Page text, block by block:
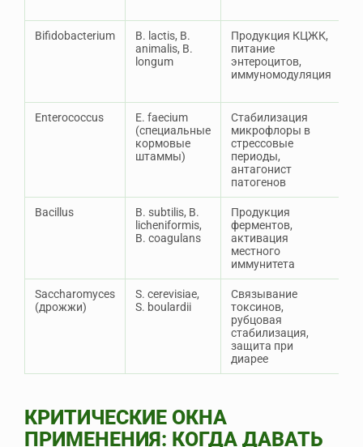
Bifidobacterium
B. lactis, B.
animalis, B.
longum
Продукция КЦЖК,
питание
энтероцитов,
иммуномодуляция
Enterococcus
E. faecium
(специальные
кормовые
штаммы)
Стабилизация
микрофлоры в
стрессовые
периоды,
антагонист
патогенов
Bacillus
B. subtilis, B.
licheniformis,
B. coagulans
Продукция
ферментов,
активация
местного
иммунитета
Saccharomyces
(дрожжи)
S. cerevisiae,
S. boulardii
Связывание
токсинов,
рубцовая
стабилизация,
защита при
диарее
КРИТИЧЕСКИЕ ОКНА
ПРИМЕНЕНИЯ: КОГДА ДАВАТЬ